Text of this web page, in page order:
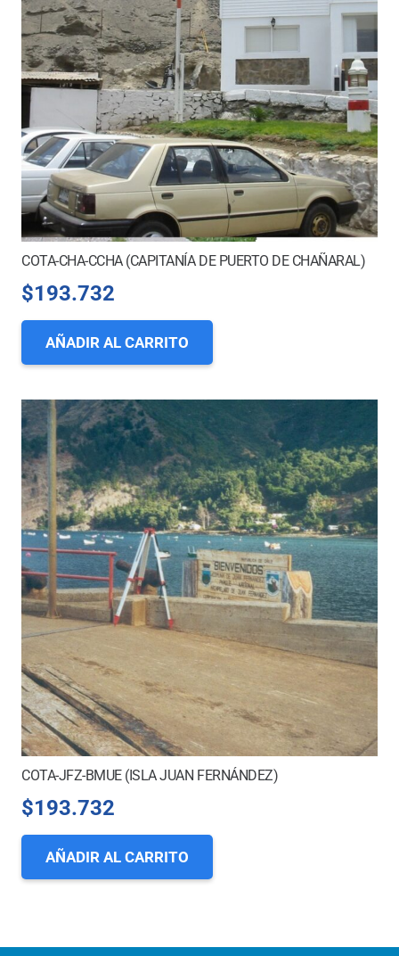
COTA-CHA-CCHA (CAPITANÍA DE PUERTO DE CHAÑARAL)
$193.732
AÑADIR AL CARRITO
COTA-JFZ-BMUE (ISLA JUAN FERNÁNDEZ)
$193.732
AÑADIR AL CARRITO